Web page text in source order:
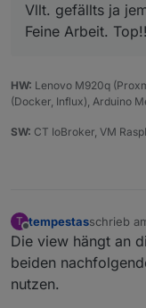
Vllt. gefällts ja
Feine Arbeit. Top!!
HW: Lenovo M920q
(Docker, Influx), Arduino
SW: CT IoBroker, VM
T
Offline
tempestasschrieb
zuletzt
Die view hängt an
beiden
nutzen.